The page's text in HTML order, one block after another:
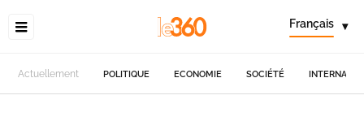
Français ▾
Actuellement POLITIQUE ECONOMIE SOCIÉTÉ